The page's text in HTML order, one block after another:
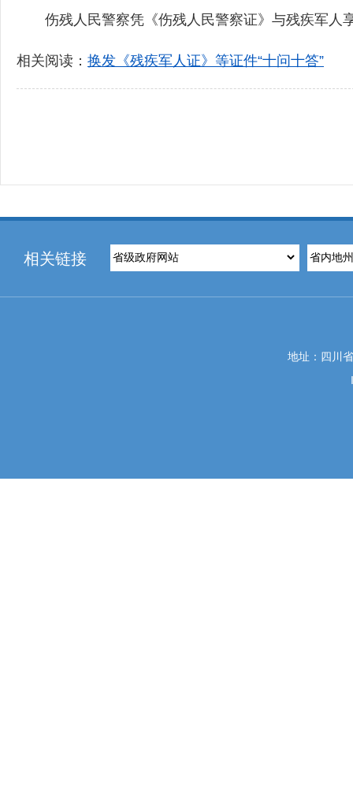
伤残人民警察凭《伤残人民警察证》与残疾军人
相关阅读： 换发《残疾军人证》等证件“十问十答”
相关链接
地址：四川